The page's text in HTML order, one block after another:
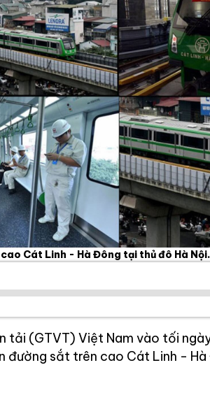
Cát Linh - Hà Đông tại thủ đô Hà Nội.
tải (GTVT) Việt Nam vào tối
đường sắt trên cao Cát Linh -